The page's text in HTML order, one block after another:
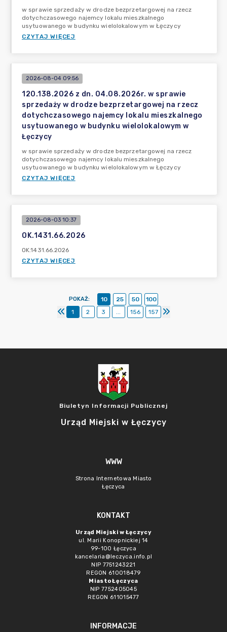
w sprawie sprzedaży w drodze bezprzetargowej na rzecz
dotychczasowego najemcy lokalu mieszkalnego
usytuowanego w budynku wielolokalowym w Łęczycy
CZYTAJ WIĘCEJ
2026-08-04 09:56
120.138.2026 z dn. 04.08.2026r. w sprawie
sprzedaży w drodze bezprzetargowej na rzecz
dotychczasowego najemcy lokalu mieszkalnego
usytuowanego w budynku wielolokalowym w
Łęczycy
w sprawie sprzedaży w drodze bezprzetargowej na rzecz
dotychczasowego najemcy lokalu mieszkalnego
usytuowanego w budynku wielolokalowym w Łęczycy
CZYTAJ WIĘCEJ
2026-08-03 10:37
OK.1431.66.2026
OK.1431.66.2026
CZYTAJ WIĘCEJ
POKAŻ: 10 25 50
100
1
2 3 ... 156 157
Biuletyn Informacji Publicznej
Urząd Miejski w Łęczycy
WWW
Strona Internetowa Miasto
Łęczyca
KONTAKT
Urząd Miejski w Łęczycy
ul. Marii Konopnickiej 14
99-100 Łęczyca
kancelaria@leczyca.info.pl
NIP 7751243221
REGON 610018479
Miasto Łęczyca
NIP 7752405045
REGON 611015477
INFORMACJE